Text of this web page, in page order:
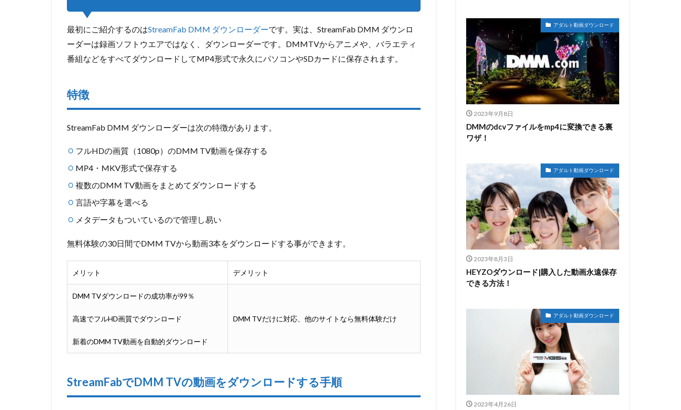
1.2
StreamFab
でDMM
をダウン
2
TV録画
AnyMP4
スクリ
コーダ
ー
2.1
2.2
スクリ
ーンレ
ーで
TV動画
する手
順
DMM
TV録
最初にご紹介するのはStreamFab DMM ダウンローダーです。実は、StreamFab DMM ダウンロ
ーダーは録画ソフトウエアではなく、ダウンローダーです。DMMTVからアニメや、バラエティ
番組などをすべてダウンロードしてMP4形式で永久にパソコンやSDカードに保存されます。
特徴
StreamFab DMM ダウンローダーは次の特徴があります。
フルHDの画質（1080p）のDMM TV動画を保存する
MP4・MKV形式で保存する
複数のDMM TV動画をまとめてダウンロードする
言語や字幕を選べる
メタデータもついているので管理し易い
無料体験の30日間でDMM TVから動画3本をダウンロードする事ができます。
メリット デメリット
DMM TVダウンロードの成功率が99％
高速でフルHD画質でダウンロード
新着のDMM TV動画を自動的ダウンロード
DMM TVだけに対応、他のサイトなら無料体験だけ
StreamFabでDMM TVの動画をダウンロードする手順
アダルト動画ダウンロード
2023年9月8日
DMMのdcvファイルをmp4に変換できる裏
ワザ！
アダルト動画ダウンロード
2023年8月3日
HEYZOダウンロード|購入した動画永遠保存
できる方法！
アダルト動画ダウンロード
2023年4月26日